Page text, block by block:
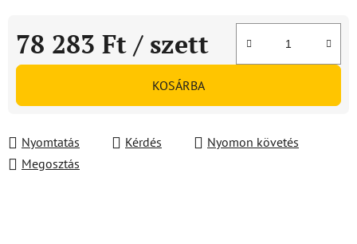
78 283 Ft / szett
Egységár:
KOSÁRBA
Nyomtatás Kérdés
Nyomon követés
Megosztás